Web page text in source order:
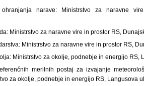
narave: Ministrstvo za naravne
Ministrstvo za naravne vire in prostor RS,
Ministrstvo za naravne vire in prostor RS,
Ministrstvo za okolje, podnebje in energijo
merilnih postaj za izvajanje
za okolje, podnebje in energijo RS, Langusova